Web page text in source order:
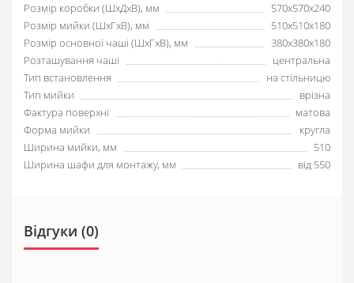
Розмір коробки (ШхДхВ), мм
570х570х240
Розмір мийки (ШхГхВ), мм
510x510x180
Розмір основної чаші (ШхГхВ), мм
380x380x180
Розташування чаші
центральна
Тип встановлення
на стільницю
Тип мийки
врізна
Фактура поверхні
матова
Форма мийки
кругла
Ширина мийки, мм
510
Ширина шафи для монтажу, мм
від 550
Відгуки (0)